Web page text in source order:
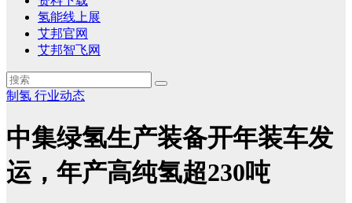
氢能线上展
艾邦官网
艾邦智飞网
制氢 行业动态
中集绿氢生产装备开年装车发
运，年产高纯氢超230吨